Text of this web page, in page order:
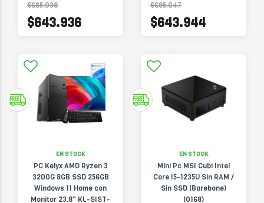
$685.038
$643.936
$685.047
$643.944
EN STOCK
PC Kelyx AMD Ryzen 3
3200G 8GB SSD 256GB
Windows 11 Home con
Monitor 23.8" KL-SIST-
EN STOCK
Mini Pc MSI Cubi Intel
Core I5-1235U Sin RAM /
Sin SSD (Barebone)
(0168)